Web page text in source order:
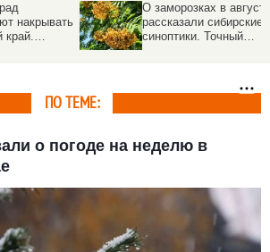
накрывать
край.
О заморозках в августе
рассказали сибирские
синоптики. Точный
ПО ТЕМЕ:
о погоде на неделю в